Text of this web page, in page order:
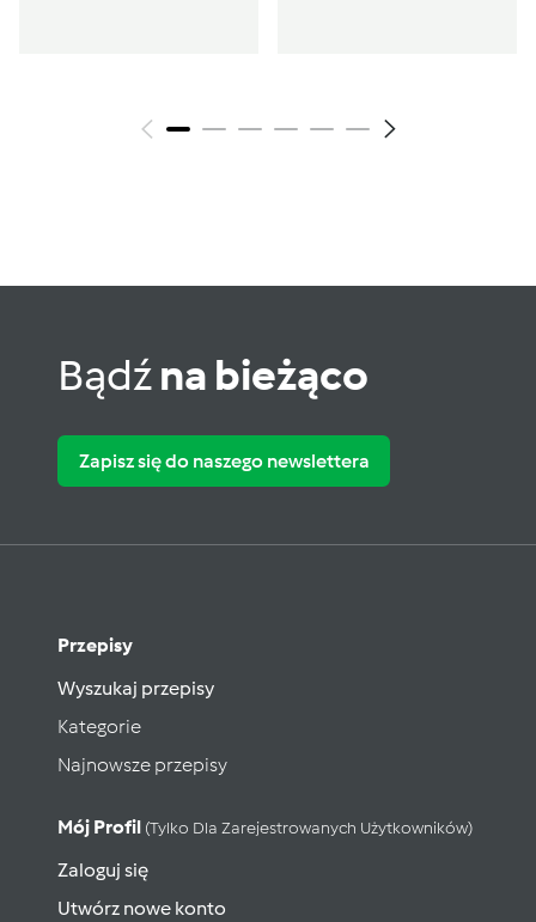
Bądźna bieżąco
Zapisz się do naszego newslettera
Przepisy
Wyszukaj przepisy
Kategorie
Najnowsze przepisy
Mój Profil (tylko Dla Zarejestrowanych Użytkowników)
Zaloguj się
Utwórz nowe konto